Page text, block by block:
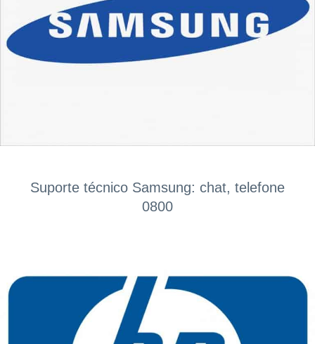
Suporte técnico Samsung: chat, telefone
0800